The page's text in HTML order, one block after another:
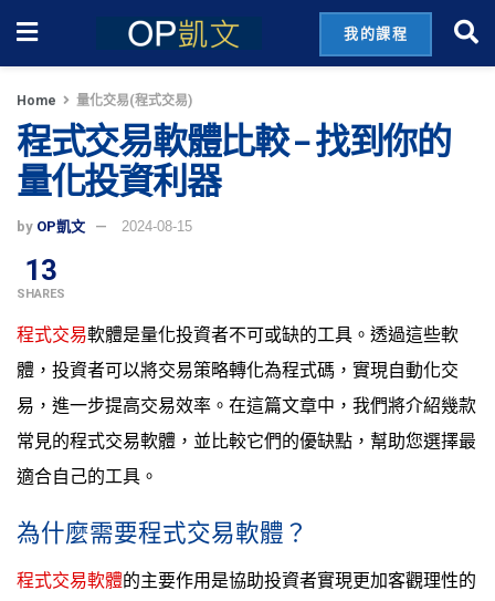
我的課程
Home 量化交易(程式交易)
程式交易軟體比較 – 找到你的
量化投資利器
by OP凱文 2024-08-15
13
SHARES
程式交易軟體是量化投資者不可或缺的工具。透過這些軟
體，投資者可以將交易策略轉化為程式碼，實現自動化交
易，進一步提高交易效率。在這篇文章中，我們將介紹幾款
常見的程式交易軟體，並比較它們的優缺點，幫助您選擇最
適合自己的工具。
為什麼需要程式交易軟體？
程式交易軟體的主要作用是協助投資者實現更加客觀理性的